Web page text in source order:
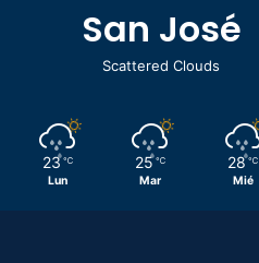
San José
Scattered Clouds
23 ℃
Lun
25 ℃
Mar
28 ℃
Mié